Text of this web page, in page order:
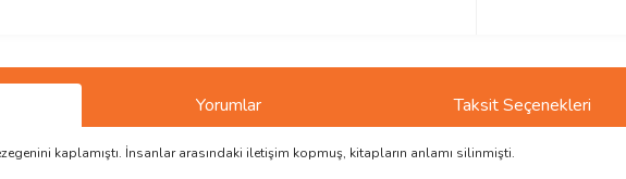
Yorumlar Taksit Seçenekleri
kaplamıştı. İnsanlar arasındaki iletişim kopmuş, kitapların anlamı silinmişti.